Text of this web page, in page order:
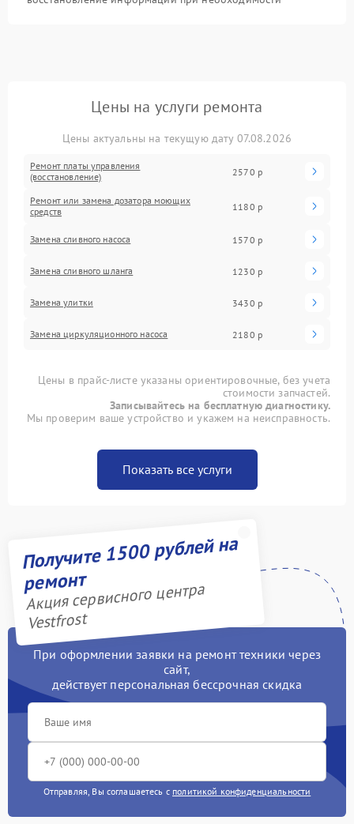
Цены на услуги ремонта
Цены актуальны на текущую дату 07.08.2026
Ремонт платы управления
(восстановление)
2570 р
Ремонт или замена дозатора моющих
средств
1180 р
Замена сливного насоса 1570 р
Замена сливного шланга 1230 р
Замена улитки 3430 р
Замена циркуляционного насоса 2180 р
Цены в прайс-листе указаны ориентировочные, без учета
стоимости запчастей.
Записывайтесь на бесплатную диагностику.
Мы проверим ваше устройство и укажем на неисправность.
Показать все услуги
Получите 1500 рублей на
ремонт
Акция сервисного центра
Vestfrost
При оформлении заявки на ремонт техники через
сайт,
действует персональная бессрочная скидка
Отправляя, Вы соглашаетесь с политикой конфиденциальности